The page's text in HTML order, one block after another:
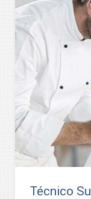
Técnico